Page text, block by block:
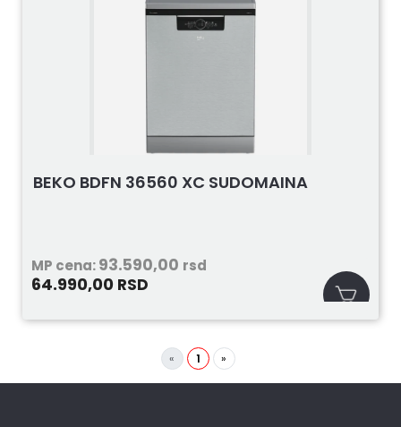
BEKO BDFN 36560 XC SUDOMAINA
MP cena:93.590,00 rsd
64.990,00 RSD
« 1 »